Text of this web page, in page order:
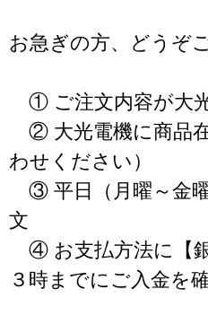
お急ぎの方、どうぞ
① ご注文内容が大
② 大光電機に商品
わせください）
③ 平日（月曜～金
文
④ お支払方法に【
３時までにご入金を